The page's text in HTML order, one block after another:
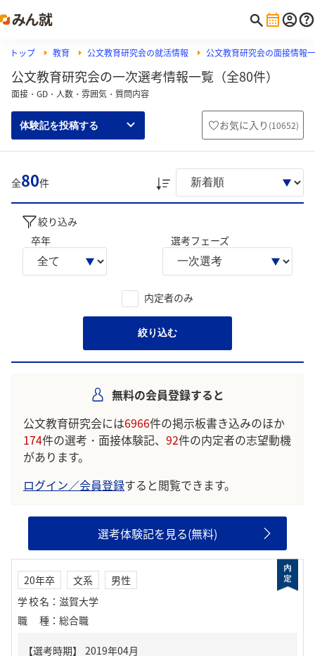
トップ 教育 公文教育研究会の就活情報 公文教育研究会の面接情報
公文教育研究会の一次選考情報一覧（全80件）
面接・GD・人数・雰囲気・質問内容
体験記を投稿する お気に入り (10652)
全80件
絞り込み
卒年
選考フェーズ
内定者のみ
絞り込む
無料の会員登録すると
公文教育研究会には6966件の掲示板書き込みのほか
174件の選考・面接体験記、 92件の内定者の志望動機
があります。
ログイン／会員登録すると閲覧できます。
選考体験記を見る(無料)
20年卒 文系
男性
学校名 ： 滋賀大学
職種 ： 総合職